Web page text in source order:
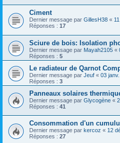
Ciment
Dernier message par GillesH38 «
Réponses : 17
Sciure de bois: Isolation
Dernier message par Mayah2105 «
Réponses : 5
Le radiateur de Qarnot
Dernier message par Jeuf « 03
Réponses : 3
Panneaux solaires
Dernier message par Glycogène «
Réponses : 41
Consommation d'un
Dernier message par kercoz « 12
Réponses : 27